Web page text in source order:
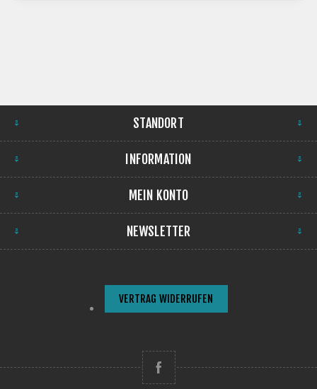
STANDORT
INFORMATION
MEIN KONTO
NEWSLETTER
VERTRAG WIDERRUFEN